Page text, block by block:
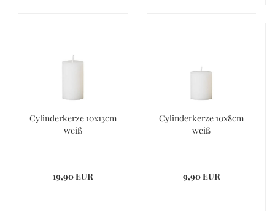
Cylinderkerze 10x13cm
weiß
19,90 EUR
Cylinderkerze 10x8cm
weiß
9,90 EUR